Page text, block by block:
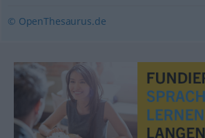
© OpenThesaurus.de